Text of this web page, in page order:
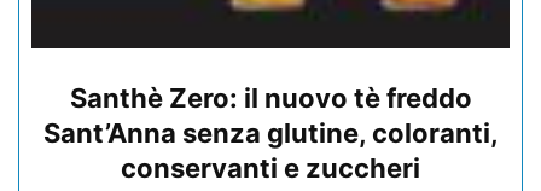
Santhè Zero: il nuovo tè freddo
Sant’Anna senza glutine, coloranti,
conservanti e zuccheri